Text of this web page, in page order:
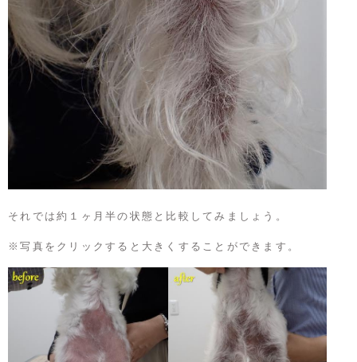
それでは約１ヶ月半の状態と比較してみましょう。
※写真をクリックすると大きくすることができます。